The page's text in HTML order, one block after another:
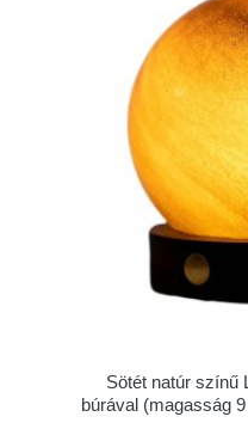
Sötét natúr színű
búrával (magasság